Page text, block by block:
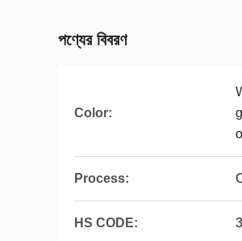
পণ্যের বিবরণ
Color:
Process:
HS CODE: